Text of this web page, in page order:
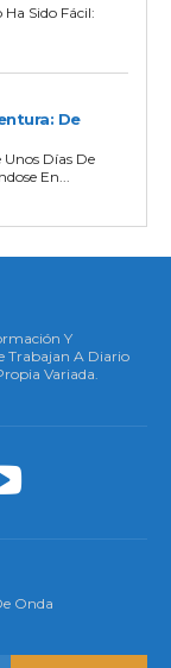
Sido Fácil:
De
Días De
En...
Y
Trabajan A Diario
Variada.
Onda